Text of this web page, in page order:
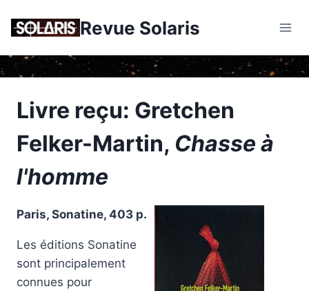
Revue Solaris
Livre reçu: Gretchen
Felker-Martin, Chasse à
l'homme
Paris, Sonatine, 403 p.
Les éditions Sonatine
sont principalement
connues pour